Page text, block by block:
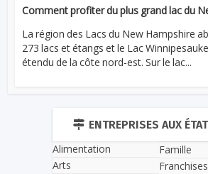
Comment profiter du plus grand lac du
La région des Lacs du New Hampshire
273 lacs et étangs et le Lac
étendu de la côte nord-est. Sur le lac...
ENTREPRISES AUX
Alimentation
Arts
Famille
Franchises